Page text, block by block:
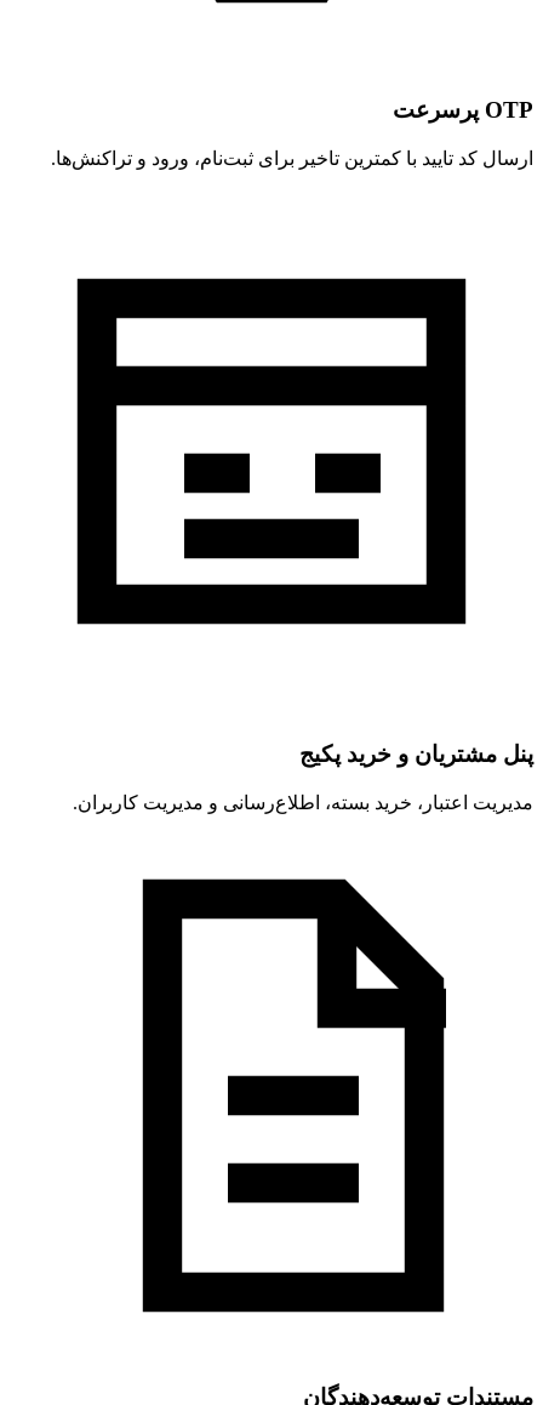
OTP پرسرعت
ارسال کد تایید با کمترین تاخیر برای ثبت‌نام، ورود و تراکنش‌ها.
پنل مشتریان و خرید پکیج
مدیریت اعتبار، خرید بسته، اطلاع‌رسانی و مدیریت کاربران.
مستندات توسعه‌دهندگان